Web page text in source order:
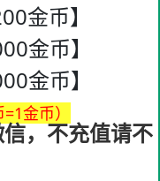
金币】
金币】
金币】
金币）
，不充值请不